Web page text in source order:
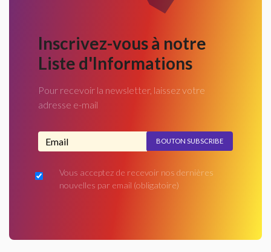
Inscrivez-vous à notre
Liste d'Informations
Pour recevoir la newsletter, laissez votre
adresse e-mail
Adresse email...
Vous acceptez de recevoir nos dernières
nouvelles par email (obligatoire)